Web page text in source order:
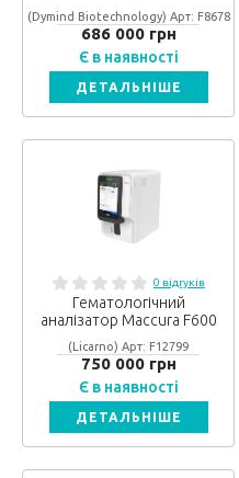
(Dymind Biotechnology) Арт: F8678
686 000 грн
Є в наявності
ДЕТАЛЬНІШЕ
0 відгуків
Гематологічний
аналізатор Maccura F600
(Licarno) Арт: F12799
750 000 грн
Є в наявності
ДЕТАЛЬНІШЕ